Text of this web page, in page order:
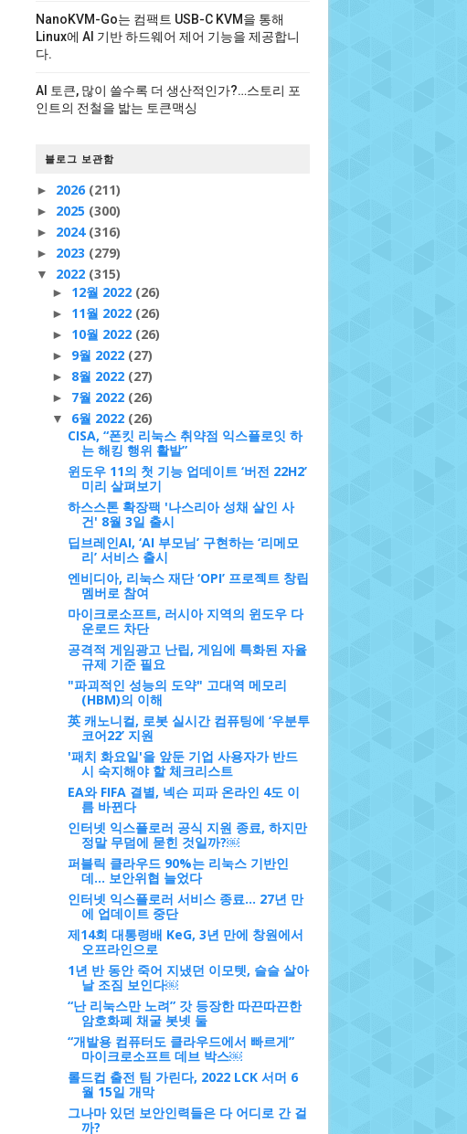
NanoKVM-Go는 컴팩트 USB-C KVM을 통해
Linux에 AI 기반 하드웨어 제어 기능을 제공합니
다.
AI 토큰, 많이 쓸수록 더 생산적인가?…스토리 포
인트의 전철을 밟는 토큰맥싱
블로그 보관함
► 2026 (211)
► 2025 (300)
► 2024 (316)
► 2023 (279)
▼ 2022 (315)
► 12월 2022 (26)
► 11월 2022 (26)
► 10월 2022 (26)
► 9월 2022 (27)
► 8월 2022 (27)
► 7월 2022 (26)
▼ 6월 2022 (26)
CISA, “폰킷 리눅스 취약점 익스플로잇 하
는 해킹 행위 활발”
윈도우 11의 첫 기능 업데이트 ‘버전 22H2’
미리 살펴보기
하스스톤 확장팩 '나스리아 성채 살인 사
건' 8월 3일 출시
딥브레인AI, ‘AI 부모님’ 구현하는 ‘리메모
리’ 서비스 출시
엔비디아, 리눅스 재단 ‘OPI’ 프로젝트 창립
멤버로 참여
마이크로소프트, 러시아 지역의 윈도우 다
운로드 차단
공격적 게임광고 난립, 게임에 특화된 자율
규제 기준 필요
"파괴적인 성능의 도약" 고대역 메모리
(HBM)의 이해
英 캐노니컬, 로봇 실시간 컴퓨팅에 ‘우분투
코어22’ 지원
'패치 화요일'을 앞둔 기업 사용자가 반드
시 숙지해야 할 체크리스트
EA와 FIFA 결별, 넥슨 피파 온라인 4도 이
름 바뀐다
인터넷 익스플로러 공식 지원 종료, 하지만
정말 무덤에 묻힌 것일까?￼
퍼블릭 클라우드 90%는 리눅스 기반인
데... 보안위협 늘었다
인터넷 익스플로러 서비스 종료... 27년 만
에 업데이트 중단
제14회 대통령배 KeG, 3년 만에 창원에서
오프라인으로
1년 반 동안 죽어 지냈던 이모텟, 슬슬 살아
날 조짐 보인다￼
“난 리눅스만 노려” 갓 등장한 따끈따끈한
암호화폐 채굴 봇넷 둘
“개발용 컴퓨터도 클라우드에서 빠르게”
마이크로소프트 데브 박스￼
롤드컵 출전 팀 가린다, 2022 LCK 서머 6
월 15일 개막
그나마 있던 보안인력들은 다 어디로 간 걸
까?